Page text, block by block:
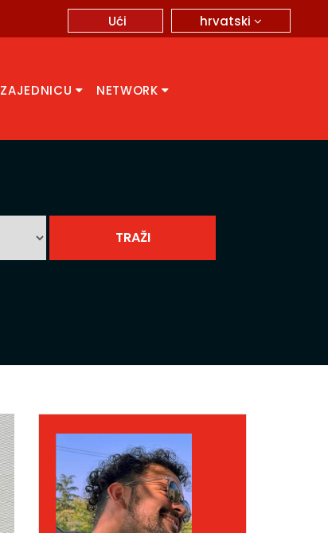
hrvatski
Ući
ZAJEDNICU NETWORK